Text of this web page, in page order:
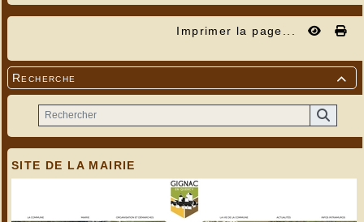
Imprimer la page...

Recherche
SITE DE LA MAIRIE